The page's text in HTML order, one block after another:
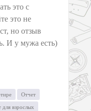
это с
это не
но отзыв
И у мужа есть)
Отчет
для взрослых